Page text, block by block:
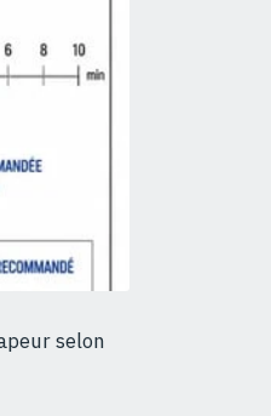
selon